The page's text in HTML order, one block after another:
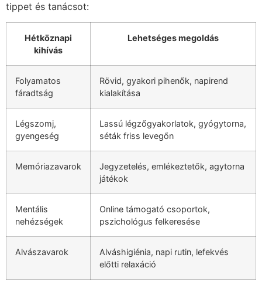
tippet és tanácsot:
Hétköznapi
kihívás
Lehetséges megoldás
Folyamatos
fáradtság
Rövid, gyakori pihenők, napirend
kialakítása
Légszomj,
gyengeség
Lassú légzőgyakorlatok, gyógytorna,
séták friss levegőn
Memóriazavarok
Jegyzetelés, emlékeztetők, agytorna
játékok
Mentális
nehézségek
Online támogató csoportok,
pszichológus felkeresése
Alvászavarok
Alváshigiénia, napi rutin, lefekvés
előtti relaxáció